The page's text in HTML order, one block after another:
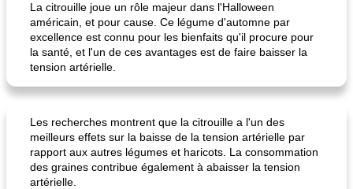
La citrouille joue un rôle majeur dans l'Halloween
américain, et pour cause. Ce légume d'automne par
excellence est connu pour les bienfaits qu'il procure pour
la santé, et l'un de ces avantages est de faire baisser la
tension artérielle.
Les recherches montrent que la citrouille a l'un des
meilleurs effets sur la baisse de la tension artérielle par
rapport aux autres légumes et haricots. La consommation
des graines contribue également à abaisser la tension
artérielle.